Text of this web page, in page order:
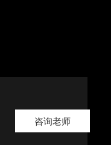
咨询老师